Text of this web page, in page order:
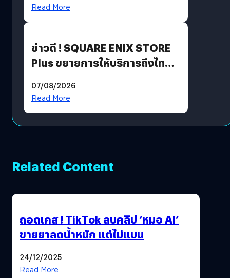
Read More
ข่าวดี ! SQUARE ENIX STORE
Plus ขยายการให้บริการถึงไทย
โดยตรง
07/08/2026
Read More
Related Content
ถอดเคส ! TikTok ลบคลิป ‘หมอ AI’
ขายยาลดน้ำหนัก แต่ไม่แบน
24/12/2025
Read More